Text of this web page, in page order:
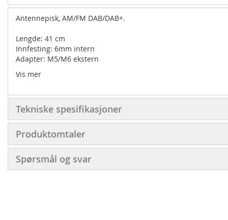
Antennepisk, AM/FM DAB/DAB+.
Lengde: 41 cm
Innfesting: 6mm intern
Adapter: M5/M6 ekstern
Vis mer
Tekniske spesifikasjoner
Produktomtaler
Spørsmål og svar